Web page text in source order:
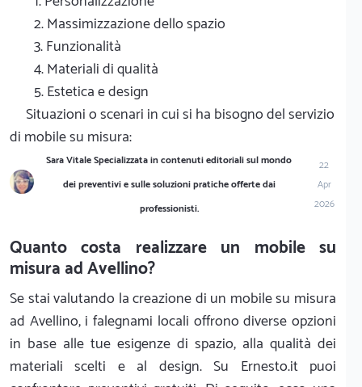
2. Massimizzazione dello spazio
3. Funzionalità
4. Materiali di qualità
5. Estetica e design
Situazioni o scenari in cui si ha bisogno del servizio
di mobile su misura:
Sara Vitale Specializzata in contenuti editoriali sul mondo
dei preventivi e sulle soluzioni pratiche offerte dai
professionisti.
22
Apr
2026
Quanto costa realizzare un mobile su
misura ad Avellino?
Se stai valutando la creazione di un mobile su misura
ad Avellino, i falegnami locali offrono diverse opzioni
in base alle tue esigenze di spazio, alla qualità dei
materiali scelti e al design. Su Ernesto.it puoi